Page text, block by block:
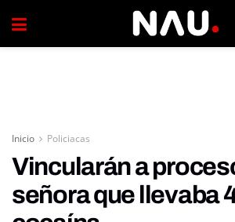
Inicio Policiacas
Vincularán a
señora que llevaba